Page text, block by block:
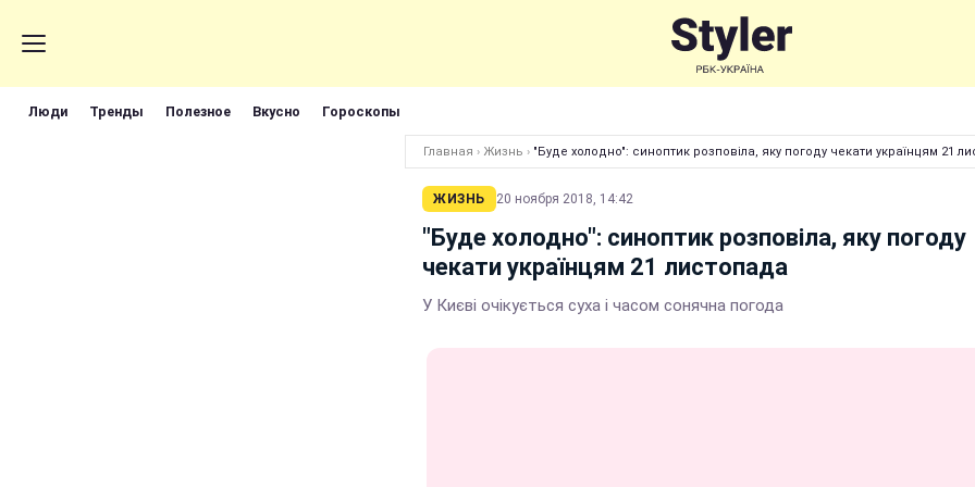
Люди Тренды Полезное Вкусно Гороскопы
Главная › Жизнь › "Буде холодно": синоптик розповіла, яку погоду чекати українцям 21
ЖИЗНЬ 20 ноября 2018, 14:42
"Буде холодно": синоптик розповіла, яку погоду
чекати українцям 21 листопада
У Києві очікується суха і часом сонячна погода